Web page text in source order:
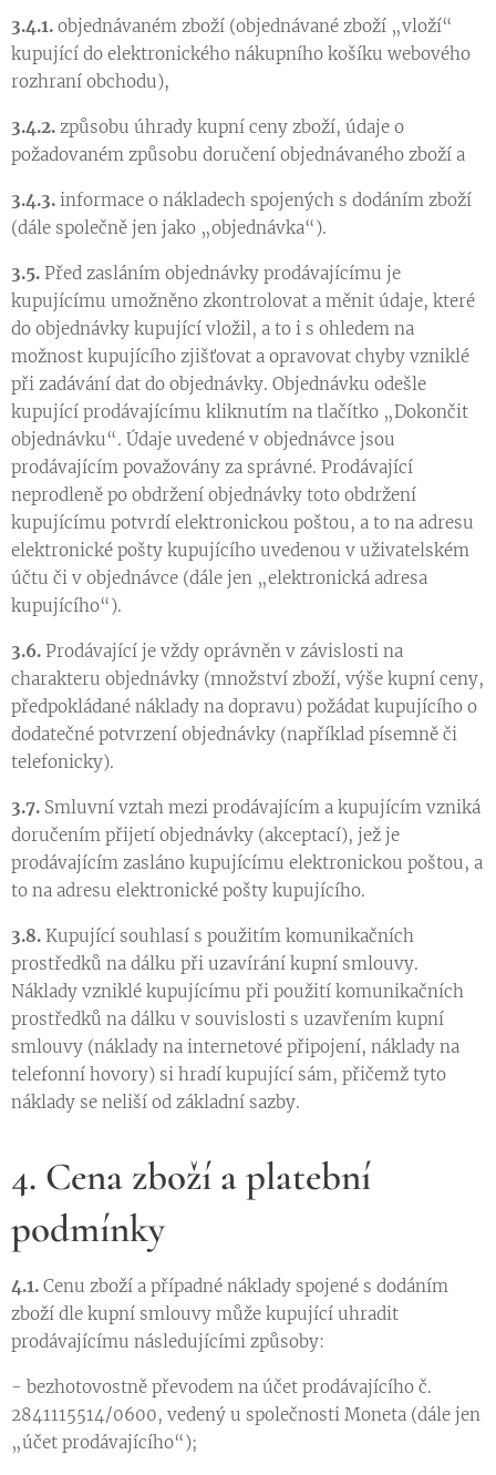
3.4.1. objednávaném zboží (objednávané zboží „vloží“
kupující do elektronického nákupního košíku webového
rozhraní obchodu),
3.4.2. způsobu úhrady kupní ceny zboží, údaje o
požadovaném způsobu doručení objednávaného zboží a
3.4.3. informace o nákladech spojených s dodáním zboží
(dále společně jen jako „objednávka“).
3.5. Před zasláním objednávky prodávajícímu je
kupujícímu umožněno zkontrolovat a měnit údaje, které
do objednávky kupující vložil, a to i s ohledem na
možnost kupujícího zjišťovat a opravovat chyby vzniklé
při zadávání dat do objednávky. Objednávku odešle
kupující prodávajícímu kliknutím na tlačítko „Dokončit
objednávku“. Údaje uvedené v objednávce jsou
prodávajícím považovány za správné. Prodávající
neprodleně po obdržení objednávky toto obdržení
kupujícímu potvrdí elektronickou poštou, a to na adresu
elektronické pošty kupujícího uvedenou v uživatelském
účtu či v objednávce (dále jen „elektronická adresa
kupujícího“).
3.6. Prodávající je vždy oprávněn v závislosti na
charakteru objednávky (množství zboží, výše kupní ceny,
předpokládané náklady na dopravu) požádat kupujícího o
dodatečné potvrzení objednávky (například písemně či
telefonicky).
3.7. Smluvní vztah mezi prodávajícím a kupujícím vzniká
doručením přijetí objednávky (akceptací), jež je
prodávajícím zasláno kupujícímu elektronickou poštou, a
to na adresu elektronické pošty kupujícího.
3.8. Kupující souhlasí s použitím komunikačních
prostředků na dálku při uzavírání kupní smlouvy.
Náklady vzniklé kupujícímu při použití komunikačních
prostředků na dálku v souvislosti s uzavřením kupní
smlouvy (náklady na internetové připojení, náklady na
telefonní hovory) si hradí kupující sám, přičemž tyto
náklady se neliší od základní sazby.
4. Cena zboží a platební
podmínky
4.1. Cenu zboží a případné náklady spojené s dodáním
zboží dle kupní smlouvy může kupující uhradit
prodávajícímu následujícími způsoby:
- bezhotovostně převodem na účet prodávajícího č.
2841115514/0600, vedený u společnosti Moneta (dále jen
„účet prodávajícího“);